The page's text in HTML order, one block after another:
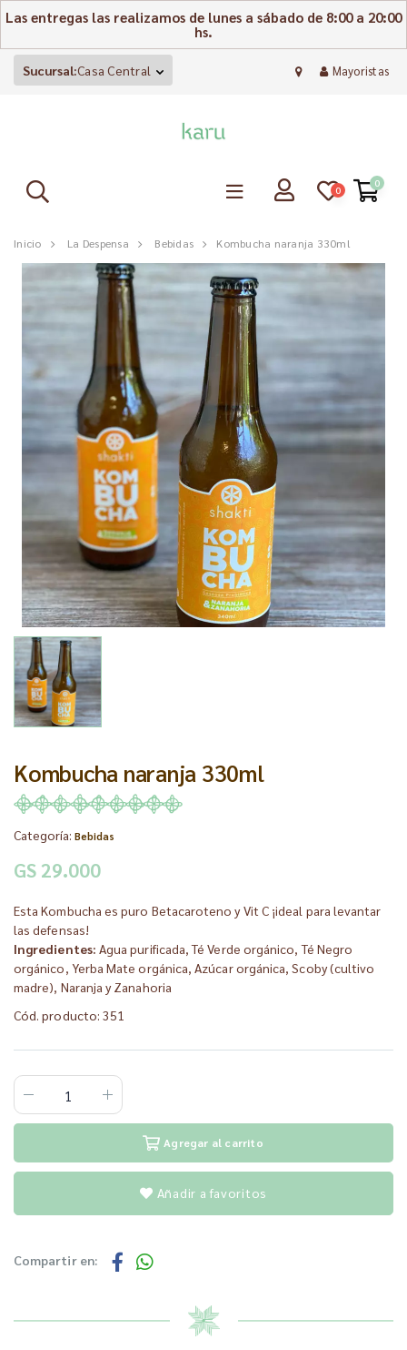
Las entregas las realizamos de lunes a sábado de 8:00 a 20:00
hs.
Sucursal:Casa Central Mayoristas
0
0
Inicio La Despensa Bebidas Kombucha naranja 330ml
Kombucha naranja 330ml
Categoría: Bebidas
GS 29.000
Esta Kombucha es puro Betacaroteno y Vit C ¡ideal para levantar
las defensas!
Ingredientes: Agua purificada, Té Verde orgánico, Té Negro
orgánico, Yerba Mate orgánica, Azúcar orgánica, Scoby (cultivo
madre), Naranja y Zanahoria
Cód. producto: 351
Agregar al carrito
Añadir a favoritos
Compartir en: